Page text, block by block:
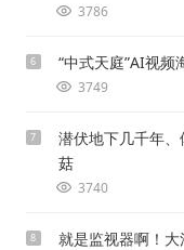
3786
6 “中式天庭”AI视频
3749
7
潜伏地下几千年
菇
3740
8
就是监视器啊！